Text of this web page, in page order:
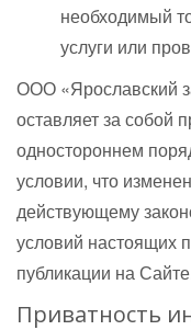
необходимый
услуги или
ООО «Ярославский
оставляет за собой
одностороннем
условии, что
действующему
условий настоящих
публикации на
Приватность